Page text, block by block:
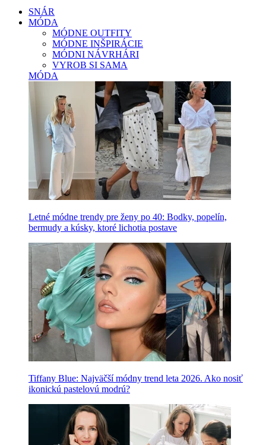
SNÁR
MÓDA
MÓDNE OUTFITY
MÓDNE INŠPIRÁCIE
MÓDNI NÁVRHÁRI
VYROB SI SAMA
MÓDA
Letné módne trendy pre ženy po 40: Bodky, popelín,
bermudy a kúsky, ktoré lichotia postave
Tiffany Blue: Najväčší módny trend leta 2026. Ako nosiť
ikonickú pastelovú modrú?